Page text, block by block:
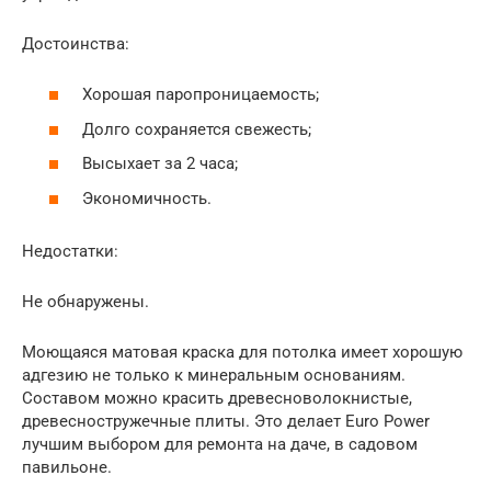
Достоинства:
Хорошая паропроницаемость;
Долго сохраняется свежесть;
Высыхает за 2 часа;
Экономичность.
Недостатки:
Не обнаружены.
Моющаяся матовая краска для потолка имеет хорошую
адгезию не только к минеральным основаниям.
Составом можно красить древесноволокнистые,
древесностружечные плиты. Это делает Euro Power
лучшим выбором для ремонта на даче, в садовом
павильоне.